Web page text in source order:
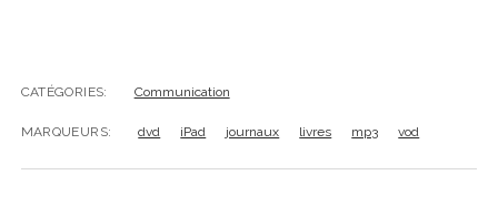
CATÉGORIES: Communication
MARQUEURS: dvd iPad journaux livres mp3 vod